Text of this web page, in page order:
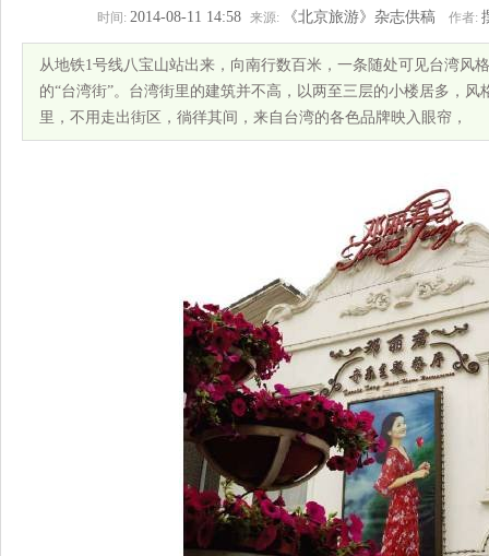
时间: 2014-08-11 14:58 来源: 《北京旅游》杂志供稿 作者:
从地铁1号线八宝山站出来，向南行数百米，一条随处可见台湾风
的“台湾街”。台湾街里的建筑并不高，以两至三层的小楼居多，风
里，不用走出街区，徜徉其间，来自台湾的各色品牌映入眼帘，